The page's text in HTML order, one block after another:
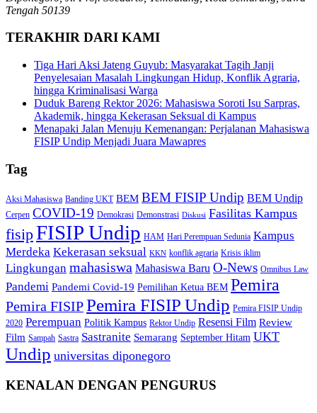
Tengah 50139
TERAKHIR DARI KAMI
Tiga Hari Aksi Jateng Guyub: Masyarakat Tagih Janji
Penyelesaian Masalah Lingkungan Hidup, Konflik Agraria,
hingga Kriminalisasi Warga
Duduk Bareng Rektor 2026: Mahasiswa Soroti Isu Sarpras,
Akademik, hingga Kekerasan Seksual di Kampus
Menapaki Jalan Menuju Kemenangan: Perjalanan Mahasiswa
FISIP Undip Menjadi Juara Mawapres
Tag
Aksi Mahasiswa Banding UKT BEM BEM FISIP Undip BEM Undip
Cerpen COVID-19 Demokrasi Demonstrasi Diskusi Fasilitas Kampus
fisipFISIP Undip HAM Hari Perempuan Sedunia Kampus
Merdeka Kekerasan seksual KKN konflik agraria Krisis iklim
Lingkungan mahasiswa Mahasiswa Baru O-News Omnibus Law
Pandemi Pandemi Covid-19 Pemilihan Ketua BEM Pemira
Pemira FISIPPemira FISIP Undip Pemira FISIP Undip
2020 Perempuan Politik Kampus Rektor Undip Resensi Film Review
Film Sampah Sastra Sastranite Semarang September Hitam UKT
Undip universitas diponegoro
KENALAN DENGAN PENGURUS